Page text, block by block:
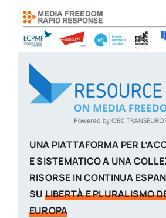
UNA PIATTAFORMA PER
E SISTEMATICO A UNA
RISORSE IN CONTINUA
SU LIBERTÀ E PLURALISMO
EUROPA